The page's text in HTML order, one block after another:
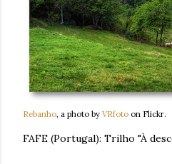
Rebanho, a photo by VRfoto on Flickr.
FAFE (Portugal): Trilho "À